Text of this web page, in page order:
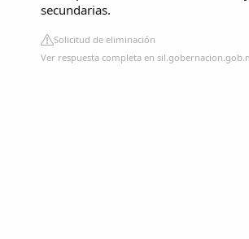
secundarias.
Solicitud de eliminación
Ver respuesta completa en